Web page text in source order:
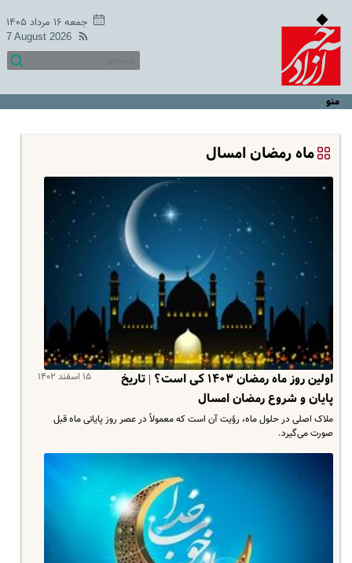
جمعه ۱۶ مرداد ۱۴۰۵
7 August 2026
منو
ماه رمضان امسال
۱۵ اسفند ۱۴۰۲
اولین روز ماه رمضان ۱۴۰۳ کی است؟ | تاریخ
پایان و شروع رمضان امسال
ملاک اصلی در حلول ماه، رؤیت آن است که معمولاً در عصر روز پایانی ماه قبل
صورت می‌گیرد.